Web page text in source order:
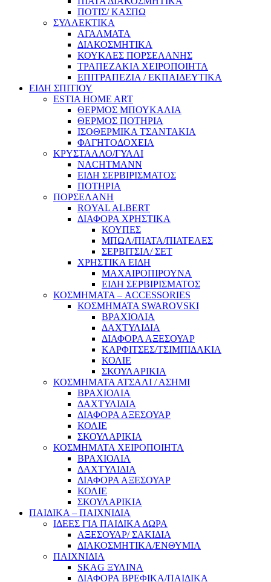
ΠΟΤΙΣ/ ΚΑΣΠΩ
ΣΥΛΛΕΚΤΙΚΑ
ΑΓΑΛΜΑΤΑ
ΔΙΑΚΟΣΜΗΤΙΚΑ
ΚΟΥΚΛΕΣ ΠΟΡΣΕΛΑΝΗΣ
ΤΡΑΠΕΖΑΚΙΑ ΧΕΙΡΟΠΟΙΗΤΑ
ΕΠΙΤΡΑΠΕΖΙΑ / ΕΚΠΑΙΔΕΥΤΙΚΑ
ΕΙΔΗ ΣΠΙΤΙΟΥ
ESTIA HOME ART
ΘΕΡΜΟΣ ΜΠΟΥΚΑΛΙΑ
ΘΕΡΜΟΣ ΠΟΤΗΡΙΑ
ΙΣΟΘΕΡΜΙΚΑ ΤΣΑΝΤΑΚΙΑ
ΦΑΓΗΤΟΔΟΧΕΙΑ
ΚΡΥΣΤΑΛΛΟ/ΓΥΑΛΙ
NACHTMANN
ΕΙΔΗ ΣΕΡΒΙΡΙΣΜΑΤΟΣ
ΠΟΤΗΡΙΑ
ΠΟΡΣΕΛΑΝΗ
ROYAL ALBERT
ΔΙΑΦΟΡΑ ΧΡΗΣΤΙΚΑ
ΚΟΥΠΕΣ
ΜΠΩΛ/ΠΙΑΤΑ/ΠΙΑΤΕΛΕΣ
ΣΕΡΒΙΤΣΙΑ/ ΣΕΤ
ΧΡΗΣΤΙΚΑ ΕΙΔΗ
ΜΑΧΑΙΡΟΠΙΡΟΥΝΑ
ΕΙΔΗ ΣΕΡΒΙΡΙΣΜΑΤΟΣ
ΚΟΣΜΗΜΑΤΑ – ACCESSORIES
ΚΟΣΜΗΜΑΤΑ SWAROVSKI
ΒΡΑΧΙΟΛΙΑ
ΔΑΧΤΥΛΙΔΙΑ
ΔΙΑΦΟΡΑ ΑΞΕΣΟΥΑΡ
ΚΑΡΦΙΤΣΕΣ/ΤΣΙΜΠΙΔΑΚΙΑ
ΚΟΛΙΕ
ΣΚΟΥΛΑΡΙΚΙΑ
ΚΟΣΜΗΜΑΤΑ ΑΤΣΑΛΙ / ΑΣΗΜΙ
ΒΡΑΧΙΟΛΙΑ
ΔΑΧΤΥΛΙΔΙΑ
ΔΙΑΦΟΡΑ ΑΞΕΣΟΥΑΡ
ΚΟΛΙΕ
ΣΚΟΥΛΑΡΙΚΙΑ
ΚΟΣΜΗΜΑΤΑ ΧΕΙΡΟΠΟΙΗΤΑ
ΒΡΑΧΙΟΛΙΑ
ΔΑΧΤΥΛΙΔΙΑ
ΔΙΑΦΟΡΑ ΑΞΕΣΟΥΑΡ
ΚΟΛΙΕ
ΣΚΟΥΛΑΡΙΚΙΑ
ΠΑΙΔΙΚΑ – ΠΑΙΧΝΙΔΙΑ
ΙΔΕΕΣ ΓΙΑ ΠΑΙΔΙΚΑ ΔΩΡΑ
ΑΞΕΣΟΥΑΡ/ ΣΑΚΙΔΙΑ
ΔΙΑΚΟΣΜΗΤΙΚΑ/ΕΝΘΥΜΙΑ
ΠΑΙΧΝΙΔΙΑ
SKAG ΞΥΛΙΝΑ
ΔΙΑΦΟΡΑ ΒΡΕΦΙΚΑ/ΠΑΙΔΙΚΑ